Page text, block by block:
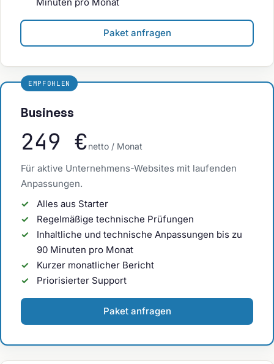
Paket anfragen
EMPFOHLEN
Business
249 €netto / Monat
Für aktive Unternehmens-Websites mit laufenden
Anpassungen.
Alles aus Starter
Regelmäßige technische Prüfungen
Inhaltliche und technische Anpassungen bis zu
90 Minuten pro Monat
Kurzer monatlicher Bericht
Priorisierter Support
Paket anfragen